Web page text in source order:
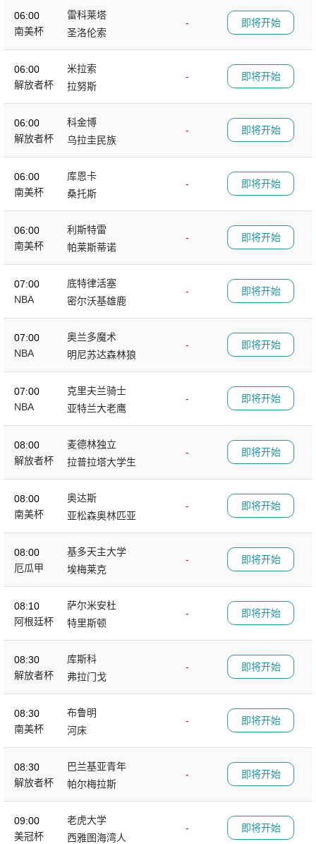
06:00
南美杯
雷科莱塔
-
圣洛伦索
即将开始
06:00
解放者杯
米拉索
-
拉努斯
即将开始
06:00
解放者杯
科金博
-
乌拉圭民族
即将开始
06:00
南美杯
库恩卡
-
桑托斯
即将开始
06:00
南美杯
利斯特雷
-
帕莱斯蒂诺
即将开始
07:00
NBA
底特律活塞
-
密尔沃基雄鹿
即将开始
07:00
NBA
奥兰多魔术
-
明尼苏达森林狼
即将开始
07:00
NBA
克里夫兰骑士
-
亚特兰大老鹰
即将开始
08:00
解放者杯
麦德林独立
-
拉普拉塔大学生
即将开始
08:00
南美杯
奥达斯
-
亚松森奥林匹亚
即将开始
08:00
厄瓜甲
基多天主大学
-
埃梅莱克
即将开始
08:10
阿根廷杯
萨尔米安杜
-
特里斯顿
即将开始
08:30
解放者杯
库斯科
-
弗拉门戈
即将开始
08:30
南美杯
布鲁明
-
河床
即将开始
08:30
解放者杯
巴兰基亚青年
-
帕尔梅拉斯
即将开始
09:00
美冠杯
老虎大学
-
西雅图海湾人
即将开始